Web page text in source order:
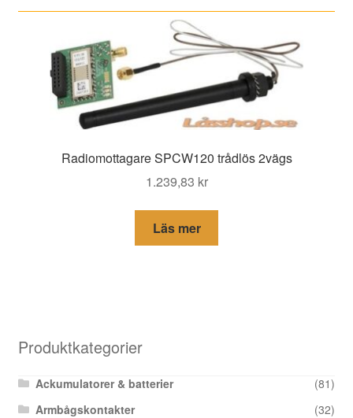
Radiomottagare SPCW120 trådlös 2vägs
1.239,83 kr
Läs mer
Produktkategorier
Ackumulatorer & batterier
(81)
Armbågskontakter
(32)